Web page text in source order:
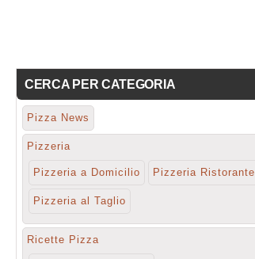
CERCA PER CATEGORIA
Pizza News
Pizzeria
Pizzeria a Domicilio Pizzeria Ristorante
Pizzeria al Taglio
Ricette Pizza